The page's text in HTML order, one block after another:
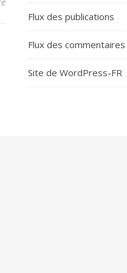
Flux des publications
Flux des commentaires
Site de WordPress-FR